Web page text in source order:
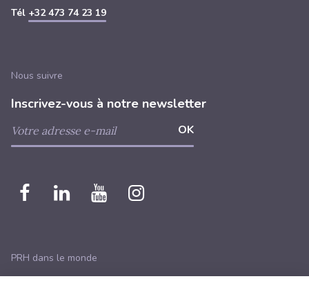
Tél +32 473 74 23 19
Nous suivre
Inscrivez-vous à notre newsletter
Nous
sur
Facebook
Nous
sur
Linkedin
Nous
sur
Youtube
Nous
instagram
PRH dans le monde